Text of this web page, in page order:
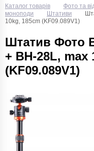
Каталог товарів Фото та
моноподи
Штативи
10kg, 185cm (KF09.089V1)
Штатив Фото
+ BH-28L, max
(KF09.089V1)